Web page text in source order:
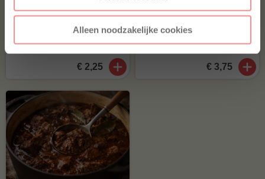
Alleen noodzakelijke cookies
Varkensgehakt
€ 2,25
Procureurlapje
€ 3,75